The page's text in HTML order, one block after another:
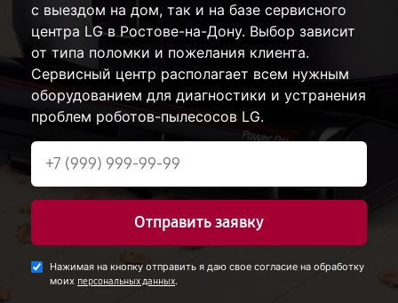
с выездом на дом, так и на базе сервисного
центра LG в Ростове-на-Дону. Выбор зависит
от типа поломки и пожелания клиента.
Сервисный центр располагает всем нужным
оборудованием для диагностики и устранения
проблем роботов-пылесосов LG.
Отправить заявку
Нажимая на кнопку отправить я даю свое согласие на обработку
моих персональных данных.